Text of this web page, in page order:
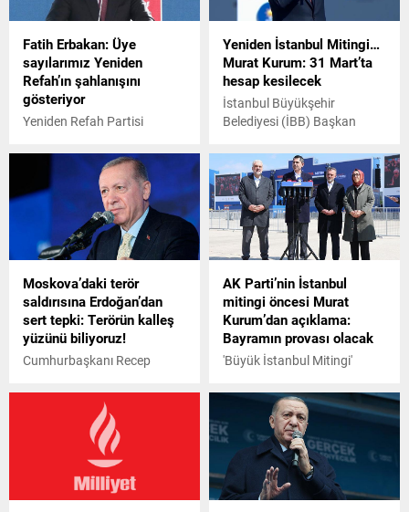
Fatih Erbakan: Üye
sayılarımız Yeniden
Refah’ın şahlanışını
gösteriyor
Yeniden Refah Partisi
Meydanı’nda 'Büyük İstanbul
Mitingi' düzenledi. Mitingde
Yeniden Refah Partisi Genel
Başkanı Fatih Erbakan,
Yeniden Refah Partisi
İstanbul Büyükşehir Belediye
Altınöz, Yeniden Refah
Partisi İstanbul İl Başkanı
Mustafa Doğan, İstanbul ilçe
adayları ve belediye meclis
üyesi adayları katıldı.
Yeniden İstanbul Mitingi…
Murat Kurum: 31 Mart’ta
hesap kesilecek
İstanbul Büyükşehir
Belediyesi (İBB) Başkan
Parti'nin Yeniden İstanbul
mitingi”nde önemli
açıklamalarda bulundu.
Moskova’daki terör
saldırısına Erdoğan’dan
sert tepki: Terörün kalleş
yüzünü biliyoruz!
Cumhurbaşkanı Recep
Millet Bahçesi'ndeki Büyük
Ankara Mitinginde konuşma
AK Parti’nin İstanbul
mitingi öncesi Murat
Kurum’dan açıklama:
Bayramın provası olacak
'Büyük İstanbul Mitingi'
Havalimanı’nda
gerçekleştirilen basın
toplantısına katılan AK Parti
İBB Başkan Adayı Murat
Kurum açıklamalarda
bulundu.